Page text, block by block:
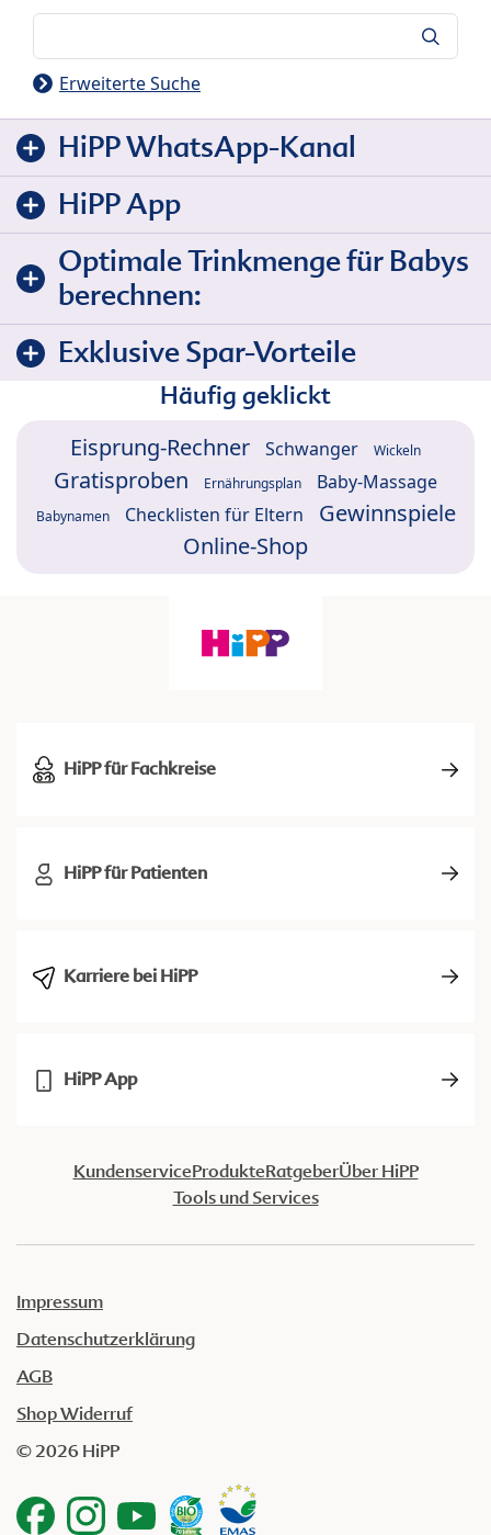
Erweiterte Suche
HiPP WhatsApp-Kanal
HiPP App
Optimale Trinkmenge für Babys
berechnen:
Exklusive Spar-Vorteile
Häufig geklickt
Eisprung-Rechner Schwanger Wickeln
Gratisproben Ernährungsplan Baby-Massage
Babynamen Checklisten für Eltern
Gewinnspiele
Online-Shop
HiPP für Fachkreise
HiPP für Patienten
Karriere bei HiPP
HiPP App
KundenserviceProdukteRatgeberÜber HiPP
Tools und Services
Impressum
Datenschutzerklärung
AGB
Shop Widerruf
© 2026 HiPP